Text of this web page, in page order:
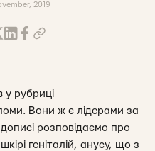
2019
у рубриці
Вони ж є лідерами за
розповідаємо про
геніталій, анусу, що з